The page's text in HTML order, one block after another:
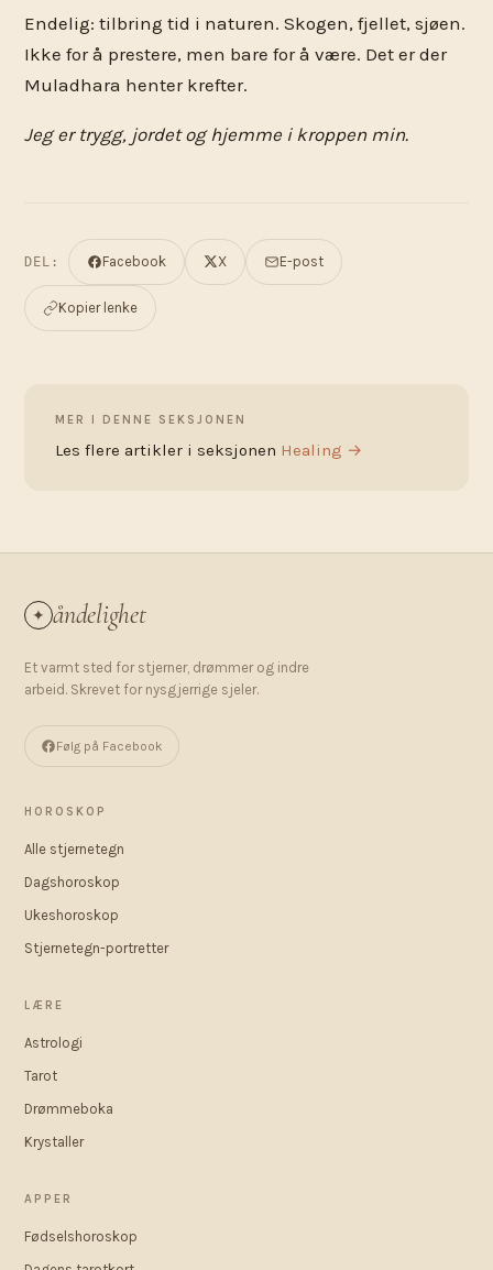
Endelig: tilbring tid i naturen. Skogen, fjellet, sjøen.
Ikke for å prestere, men bare for å være. Det er der
Muladhara henter krefter.
Jeg er trygg, jordet og hjemme i kroppen min.
DEL: Facebook X E-post
Kopier lenke
MER I DENNE SEKSJONEN
Les flere artikler i seksjonen Healing →
✦ åndelighet
Et varmt sted for stjerner, drømmer og indre
arbeid. Skrevet for nysgjerrige sjeler.
Følg på Facebook
HOROSKOP
Alle stjernetegn
Dagshoroskop
Ukeshoroskop
Stjernetegn-portretter
LÆRE
Astrologi
Tarot
Drømmeboka
Krystaller
APPER
Fødselshoroskop